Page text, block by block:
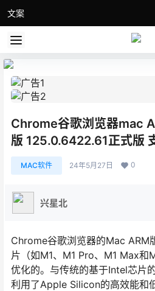
文案
Chrome谷歌浏览器mac
版 125.0.6422.61正式版
MAC软件 24年5月27日 0
兴星北
Chrome谷歌浏览器的Mac ARM
片（如M1、M1 Pro、M1 Max和
优化的。与传统的基于Intel芯片
利用了Apple Silicon的高效能和